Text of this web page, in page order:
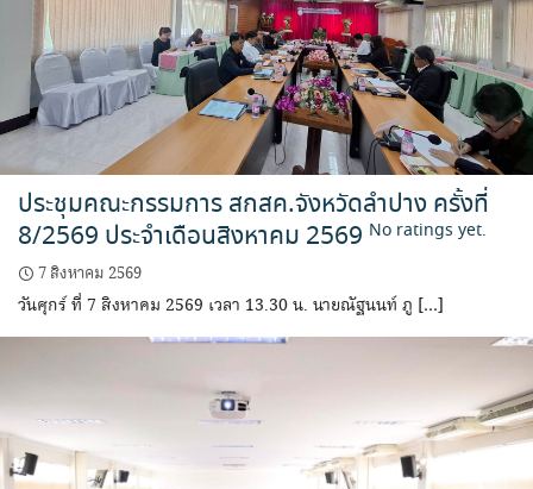
ประชุมคณะกรรมการ สกสค.จังหวัดลำปาง ครั้งที่
8/2569 ประจำเดือนสิงหาคม 2569 No ratings yet.
7 สิงหาคม 2569
วันศุกร์ ที่ 7 สิงหาคม 2569 เวลา 13.30 น. นายณัฐนนท์ ภู […]